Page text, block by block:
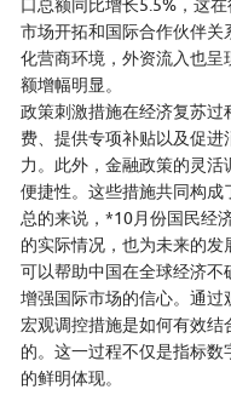
口总额同比增长5.5%，这
市场开拓和国际合作伙伴
化营商环境，外资流入也
额增幅明显。
政策刺激措施在经济复苏
费、提供专项补贴以及促
力。此外，金融政策的灵
便捷性。这些措施共同构成
总的来说，*10月份国民经
的实际情况，也为未来的发
可以帮助中国在全球经济
增强国际市场的信心。通
宏观调控措施是如何有效
的。这一过程不仅是指标
的鲜明体现。